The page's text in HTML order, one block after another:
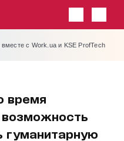
с Work.ua и KSE ProfTech
время
возможность
гуманитарную